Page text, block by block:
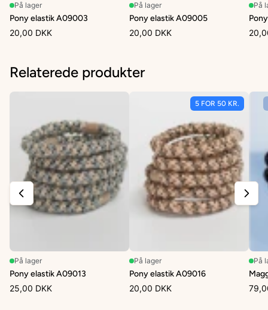
På lager
Pony elastik A09003
20,00 DKK
På lager
Pony elastik A09005
20,00 DKK
På
Relaterede produkter
På lager
Pony elastik A09013
25,00 DKK
5 FOR 50 KR.
På lager
Pony elastik A09016
20,00 DKK
På